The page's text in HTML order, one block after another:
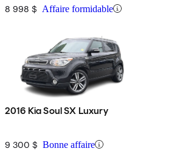
8 998 $ Affaire formidable
2016 Kia Soul SX Luxury
9 300 $ Bonne affaire